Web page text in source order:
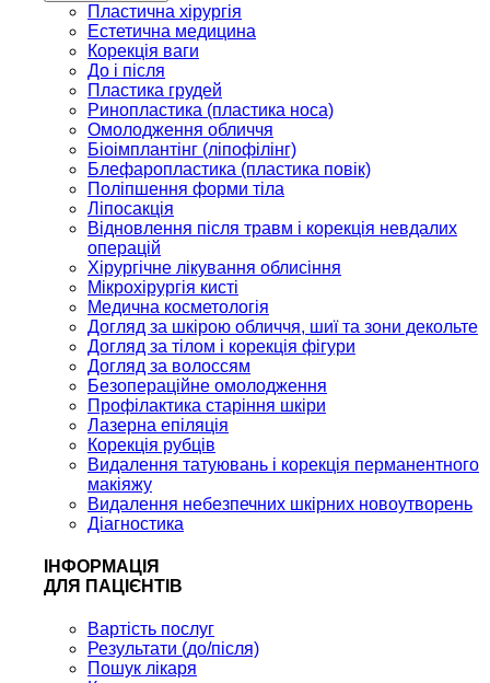
Пластична хірургія
Естетична медицина
Корекція ваги
До і після
Пластика грудей
Ринопластика (пластика носа)
Омолодження обличчя
Біоімплантінг (ліпофілінг)
Блефаропластика (пластика повік)
Поліпшення форми тіла
Ліпосакція
Відновлення після травм і корекція невдалих
операцій
Хірургічне лікування облисіння
Мікрохірургія кисті
Медична косметологія
Догляд за шкірою обличчя, шиї та зони декольте
Догляд за тілом і корекція фігури
Догляд за волоссям
Безопераційне омолодження
Профілактика старіння шкіри
Лазерна епіляція
Корекція рубців
Видалення татуювань і корекція перманентного
макіяжу
Видалення небезпечних шкірних новоутворень
Діагностика
ІНФОРМАЦІЯ
ДЛЯ ПАЦІЄНТІВ
Вартість послуг
Результати (до/після)
Пошук лікаря